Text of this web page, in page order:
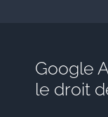
Google
le droit